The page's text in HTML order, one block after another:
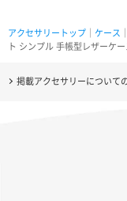
アクセサリートップ ケース
ト シンプル 手帳型レザーケー
掲載アクセサリーについて